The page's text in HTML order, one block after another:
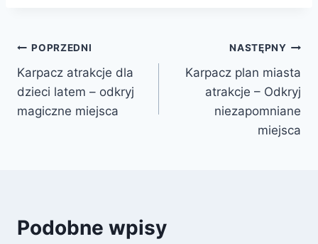
Nawigacja
wpisu
POPRZEDNI
Karpacz atrakcje dla
dzieci latem – odkryj
magiczne miejsca
NASTĘPNY
Karpacz plan miasta
atrakcje – Odkryj
niezapomniane
miejsca
Podobne wpisy